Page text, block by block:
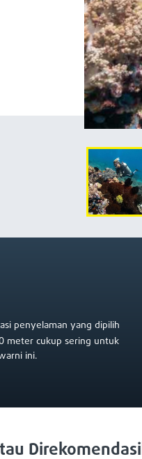
penyelaman yang dipilih
meter cukup sering untuk
ini.